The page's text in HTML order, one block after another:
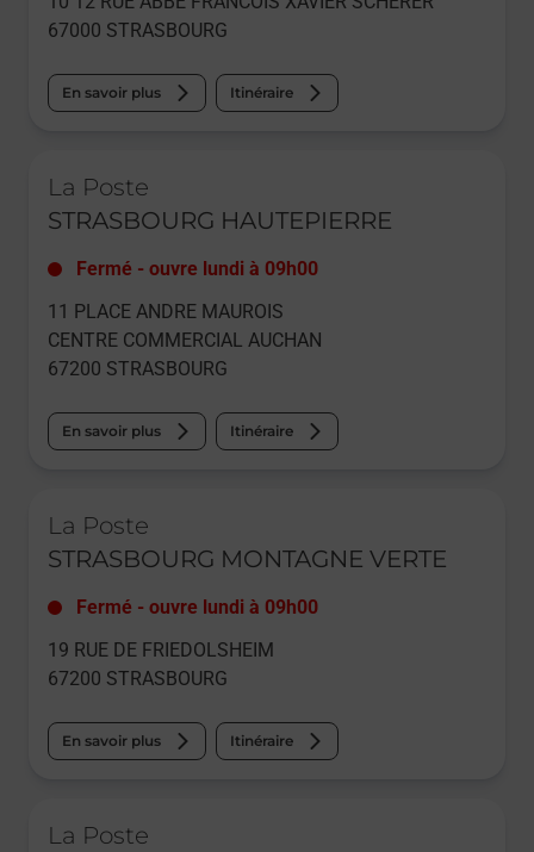
67000 STRASBOURG
En savoir plus Itinéraire
La Poste
STRASBOURG HAUTEPIERRE
Fermé - ouvre lundi à 09h00
11 PLACE ANDRE MAUROIS
CENTRE COMMERCIAL AUCHAN
67200 STRASBOURG
En savoir plus Itinéraire
La Poste
STRASBOURG MONTAGNE VERTE
Fermé - ouvre lundi à 09h00
19 RUE DE FRIEDOLSHEIM
67200 STRASBOURG
En savoir plus Itinéraire
La Poste